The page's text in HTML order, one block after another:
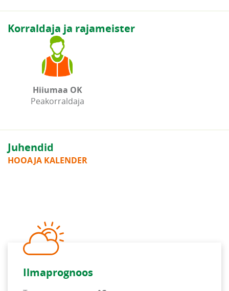
Korraldaja ja rajameister
Hiiumaa OK
Peakorraldaja
Juhendid
HOOAJA KALENDER
Ilmaprognoos